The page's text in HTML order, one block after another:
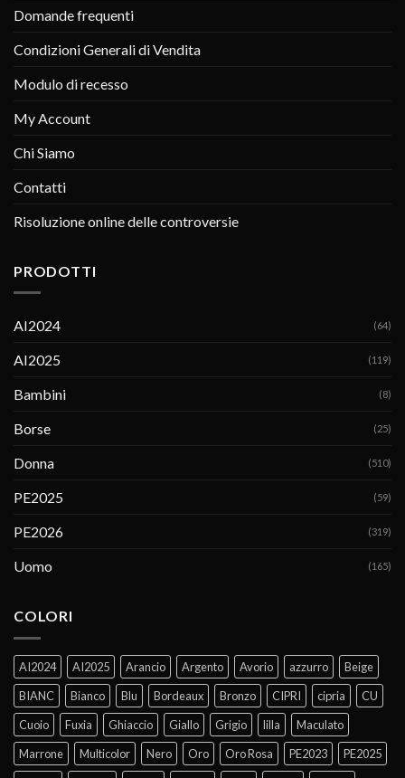
Domande frequenti
Condizioni Generali di Vendita
Modulo di recesso
My Account
Chi Siamo
Contatti
Risoluzione online delle controversie
PRODOTTI
AI2024 (64)
AI2025 (119)
Bambini (8)
Borse (25)
Donna (510)
PE2025 (59)
PE2026 (319)
Uomo (165)
COLORI
AI2024 AI2025 Arancio Argento Avorio azzurro
Beige
BIANC
Bianco Blu Bordeaux Bronzo CIPRI cipria
CU
Cuoio
Fuxia Ghiaccio Giallo Grigio lilla
Maculato
Marrone
Multicolor Nero Oro Oro Rosa PE2023
PE2025